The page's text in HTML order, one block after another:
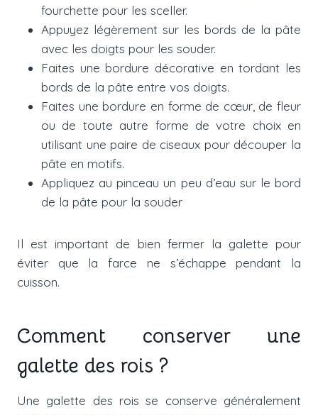
fourchette pour les sceller.
Appuyez légèrement sur les bords de la pâte
avec les doigts pour les souder.
Faites une bordure décorative en tordant les
bords de la pâte entre vos doigts.
Faites une bordure en forme de cœur, de fleur
ou de toute autre forme de votre choix en
utilisant une paire de ciseaux pour découper la
pâte en motifs.
Appliquez au pinceau un peu d’eau sur le bord
de la pâte pour la souder
Il est important de bien fermer la galette pour
éviter que la farce ne s’échappe pendant la
cuisson.
Comment conserver une
galette des rois ?
Une galette des rois se conserve généralement